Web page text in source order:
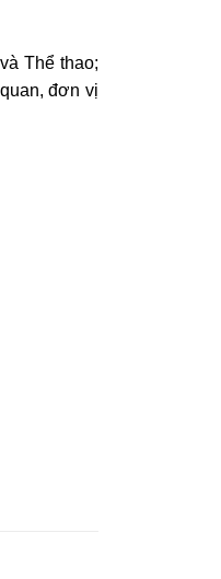
Thể thao;
đơn vị